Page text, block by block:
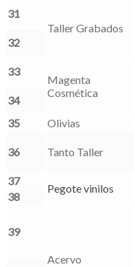
31
Taller Grabados
32
33
Magenta
Cosmética
34
35
Olivias
36 Tanto Taller
37
Pegote vinilos
38
39
Acervo